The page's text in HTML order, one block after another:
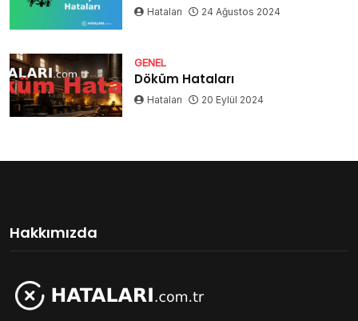
Hataları 24 Ağustos 2024
GENEL
Döküm Hataları
Hataları 20 Eylül 2024
Hakkımızda